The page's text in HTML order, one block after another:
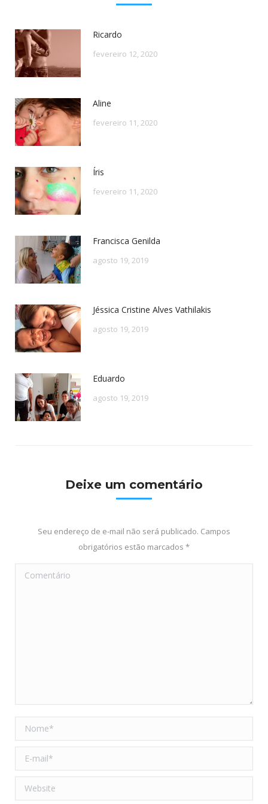
Ricardo
fevereiro 12, 2020
Aline
fevereiro 11, 2020
Íris
fevereiro 11, 2020
Francisca Genilda
agosto 19, 2019
Jéssica Cristine Alves Vathilakis
agosto 19, 2019
Eduardo
agosto 19, 2019
Deixe um comentário
Seu endereço de e-mail não será publicado. Campos
obrigatórios estão marcados *
Comentário
Nome *
E-mail *
Website